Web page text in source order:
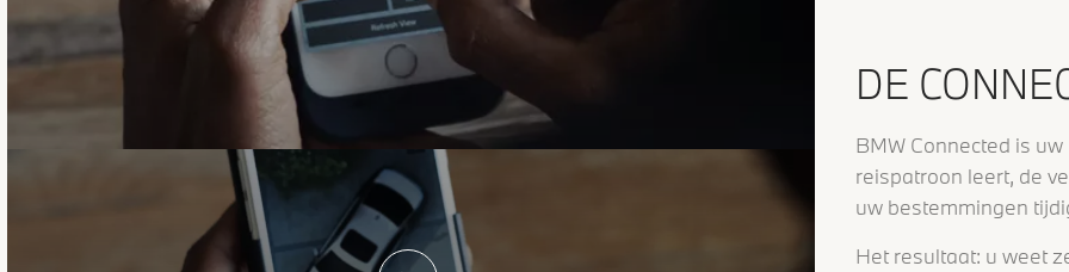
DE
BMW Connected is
reispatroon leert, de
uw bestemmingen
Het resultaat: u weet